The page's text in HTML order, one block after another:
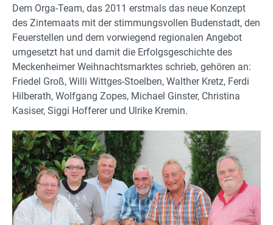
Dem Orga-Team, das 2011 erstmals das neue Konzept
des Zintemaats mit der stimmungsvollen Budenstadt, den
Feuerstellen und dem vorwiegend regionalen Angebot
umgesetzt hat und damit die Erfolgsgeschichte des
Meckenheimer Weihnachtsmarktes schrieb, gehören an:
Friedel Groß, Willi Wittges-Stoelben, Walther Kretz, Ferdi
Hilberath, Wolfgang Zopes, Michael Ginster, Christina
Kasiser, Siggi Hofferer und Ulrike Kremin.